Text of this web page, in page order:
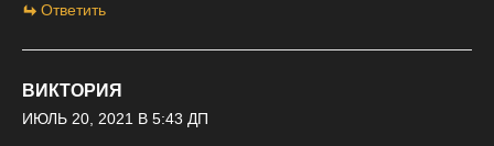
Ответить
ВИКТОРИЯ
ИЮЛЬ 20, 2021 В 5:43 ДП